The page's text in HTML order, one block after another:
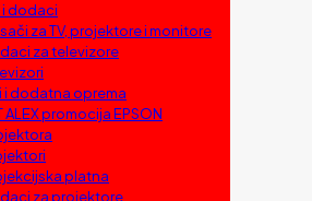
i dodaci
za TV, projektore i monitore
za televizore
i dodatna oprema
ALEX promocija EPSON
platna
za projektore